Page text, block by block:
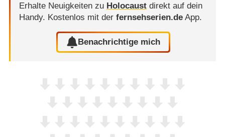
Erhalte Neuigkeiten zu Holocaustdirekt auf dein
Handy. Kostenlos mit der fernsehserien.deApp.
Benachrichtige mich